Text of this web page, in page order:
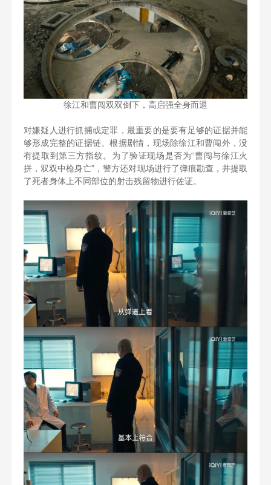
徐江和曹闯双双倒下，高启强全身而退
对嫌疑人进行抓捕或定罪，最重要的是要有足够的证据并能
够形成完整的证据链。根据剧情，现场除徐江和曹闯外，没
有提取到第三方指纹。为了验证现场是否为“曹闯与徐江火
拼，双双中枪身亡”，警方还对现场进行了弹痕勘查，并提取
了死者身体上不同部位的射击残留物进行佐证。